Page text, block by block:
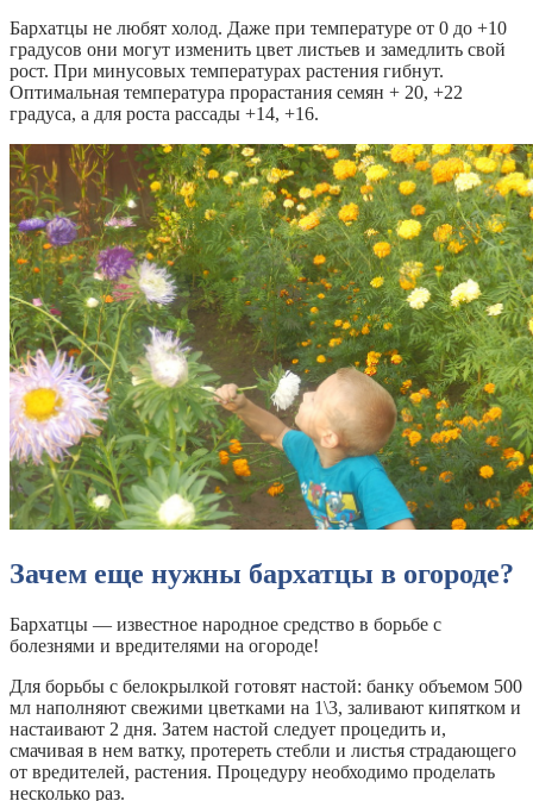
Бархатцы не любят холод. Даже при температуре от 0 до +10
градусов они могут изменить цвет листьев и замедлить свой
рост. При минусовых температурах растения гибнут.
Оптимальная температура прорастания семян + 20, +22
градуса, а для роста рассады +14, +16.
Зачем еще нужны бархатцы в огороде?
Бархатцы — известное народное средство в борьбе с
болезнями и вредителями на огороде!
Для борьбы с белокрылкой готовят настой: банку объемом 500
мл наполняют свежими цветками на 1\3, заливают кипятком и
настаивают 2 дня. Затем настой следует процедить и,
смачивая в нем ватку, протереть стебли и листья страдающего
от вредителей, растения. Процедуру необходимо проделать
несколько раз.